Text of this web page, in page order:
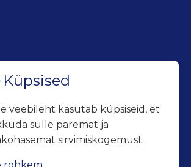
Küpsised
veebileht kasutab küpsiseid, et
sulle paremat ja
sirvimiskogemust.